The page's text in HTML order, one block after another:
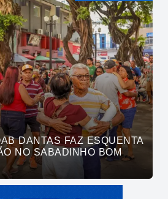
DANTAS FAZ ESQUENTA
NO SABADINHO BOM